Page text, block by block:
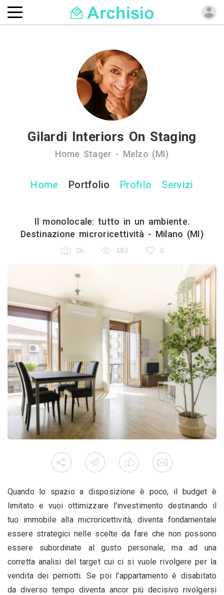
Gilardi Interiors On Staging
Home Stager - Melzo (MI)
Home Portfolio Profilo Servizi
Il monolocale: tutto in un ambiente.
Destinazione microricettività - Milano (MI)
26 483 0
Quando lo spazio a disposizione è poco, il budget è
limitato e vuoi ottimizzare l'investimento destinando il
tuo immobile alla microricettività, diventa fondamentale
essere strategici nelle scelte da fare che non possono
essere subordinate al gusto personale, ma ad una
corretta analisi del target cui ci si vuole rivolgere per la
vendita dei pernotti. Se poi l'appartamento è disabitato
da diverso tempo diventa ancor più decisivo rivolgersi